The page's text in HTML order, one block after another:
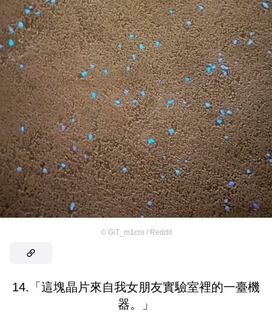
© GiT_m1cro / Reddit
14.「這塊晶片來自我女朋友實驗室裡的一臺機
器。」